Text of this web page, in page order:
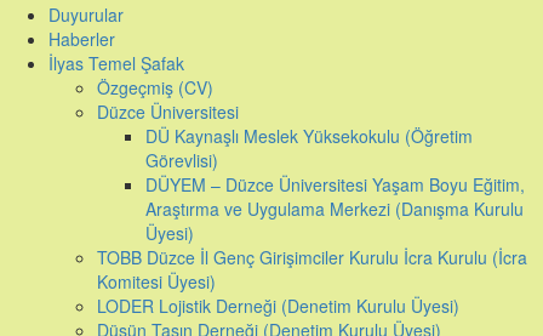
MenuDuyurular
Haberler
İlyas Temel Şafak
Özgeçmiş (CV)
Düzce Üniversitesi
DÜ Kaynaşlı Meslek Yüksekokulu (Öğretim
Görevlisi)
DÜYEM – Düzce Üniversitesi Yaşam Boyu Eğitim,
Araştırma ve Uygulama Merkezi (Danışma Kurulu
Üyesi)
TOBB Düzce İl Genç Girişimciler Kurulu İcra Kurulu (İcra
Komitesi Üyesi)
LODER Lojistik Derneği (Denetim Kurulu Üyesi)
Düşün Taşın Derneği (Denetim Kurulu Üyesi)